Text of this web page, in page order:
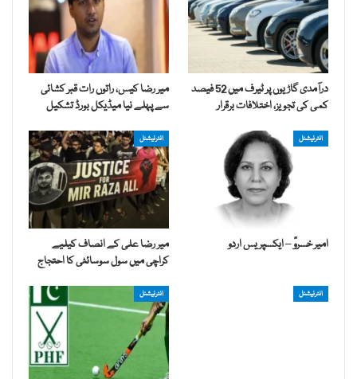
درآمدی گاڑیوں پر ٹیرف میں 52 فیصد
کمی کی تجویز، اختلافات برقرار
میر رضا کیس، راتوں رات قبر کشائی
سے پہلے نیا میڈیکل بورڈ تشکیل
انٹرنیشنل
امیر خسروؒ – ایکسپریس اردو
انٹرنیشنل
میر رضا علی کے انصاف کیلیے
کراچی میں سول سوسائٹی کا احتجاج
انٹرنیشنل انٹرنیشنل